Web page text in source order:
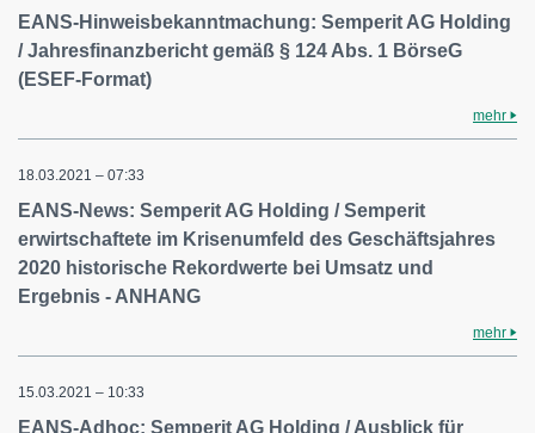
EANS-Hinweisbekanntmachung: Semperit AG Holding
/ Jahresfinanzbericht gemäß § 124 Abs. 1 BörseG
(ESEF-Format)
mehr
18.03.2021 – 07:33
EANS-News: Semperit AG Holding / Semperit
erwirtschaftete im Krisenumfeld des Geschäftsjahres
2020 historische Rekordwerte bei Umsatz und
Ergebnis - ANHANG
mehr
15.03.2021 – 10:33
EANS-Adhoc: Semperit AG Holding / Ausblick für